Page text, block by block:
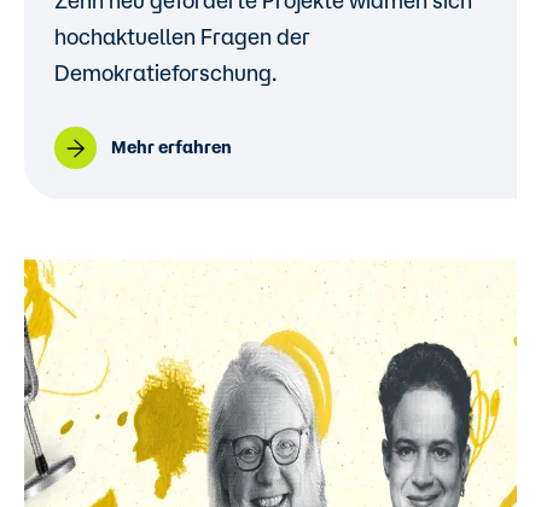
hochaktuellen Fragen der
Demokratieforschung.
Mehr erfahren